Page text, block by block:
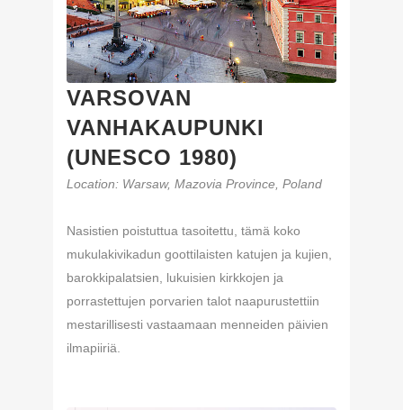
VARSOVAN
VANHAKAUPUNKI
(UNESCO 1980)
Location: Warsaw, Mazovia Province, Poland
Nasistien poistuttua tasoitettu, tämä koko
mukulakivikadun goottilaisten katujen ja kujien,
barokkipalatsien, lukuisien kirkkojen ja
porrastettujen porvarien talot naapurustettiin
mestarillisesti vastaamaan menneiden päivien
ilmapiiriä.